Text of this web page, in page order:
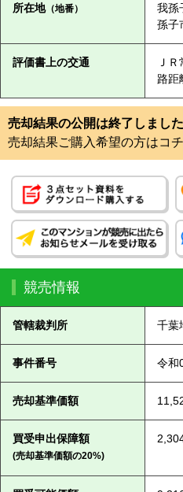
所在地（地番）
我孫
孫子
評価書上の交通
Ｊ
路
売却結果の公開は終了しました
売却結果ご購入希望の方はコ
競売情報
管轄裁判所 千葉
事件番号 令和
売却基準価額
買受申出保障額
(売却基準価額の20%)